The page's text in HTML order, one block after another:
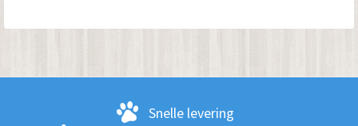
Snelle levering